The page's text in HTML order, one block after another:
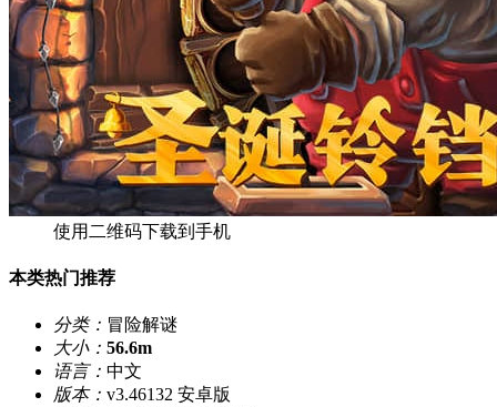
使用二维码下载到手机
本类热门推荐
分类： 冒险解谜
大小： 56.6m
语言： 中文
版本： v3.46132 安卓版